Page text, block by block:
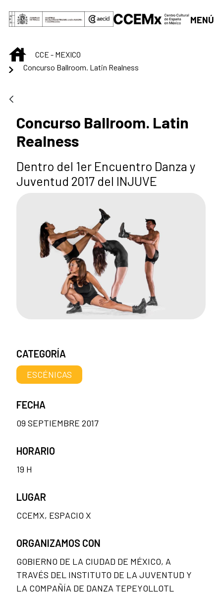
Saltar al contenido principal
MENÚ
INICIOCCE - MEXICO
Concurso Ballroom. Latin Realness
Concurso Ballroom. Latin
Realness
Dentro del 1er Encuentro Danza y
Juventud 2017 del INJUVE
CATEGORÍA
ESCÉNICAS
FECHA
09 SEPTIEMBRE 2017
HORARIO
19 H
LUGAR
CCEMX, ESPACIO X
ORGANIZAMOS CON
GOBIERNO DE LA CIUDAD DE MÉXICO, A
TRAVÉS DEL INSTITUTO DE LA JUVENTUD Y
LA COMPAÑÍA DE DANZA TEPEYOLLOTL